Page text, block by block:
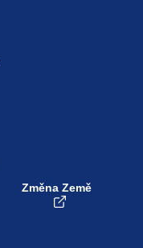
Změna Země